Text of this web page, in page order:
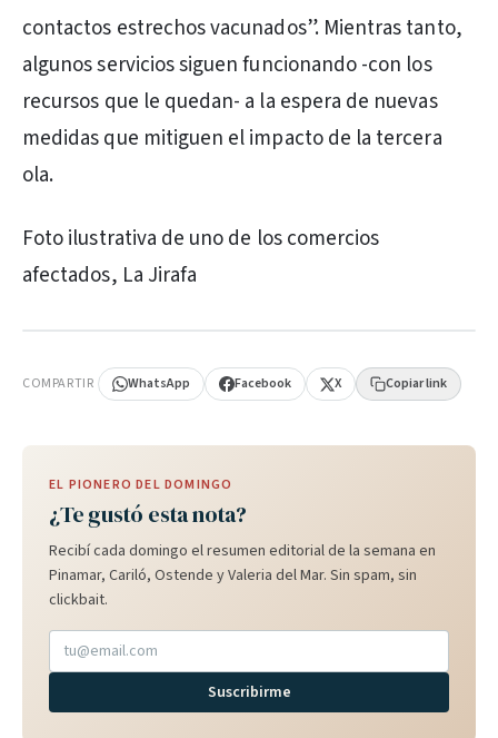
contactos estrechos vacunados”. Mientras tanto,
algunos servicios siguen funcionando -con los
recursos que le quedan- a la espera de nuevas
medidas que mitiguen el impacto de la tercera
ola.
Foto ilustrativa de uno de los comercios
afectados, La Jirafa
COMPARTIR WhatsApp Facebook X Copiar link
EL PIONERO DEL DOMINGO
¿Te gustó esta nota?
Recibí cada domingo el resumen editorial de la semana en
Pinamar, Cariló, Ostende y Valeria del Mar. Sin spam, sin
clickbait.
Suscribirme